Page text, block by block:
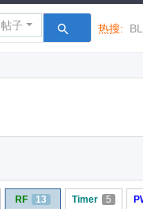
帖子 热搜:
RF 13 Timer 5